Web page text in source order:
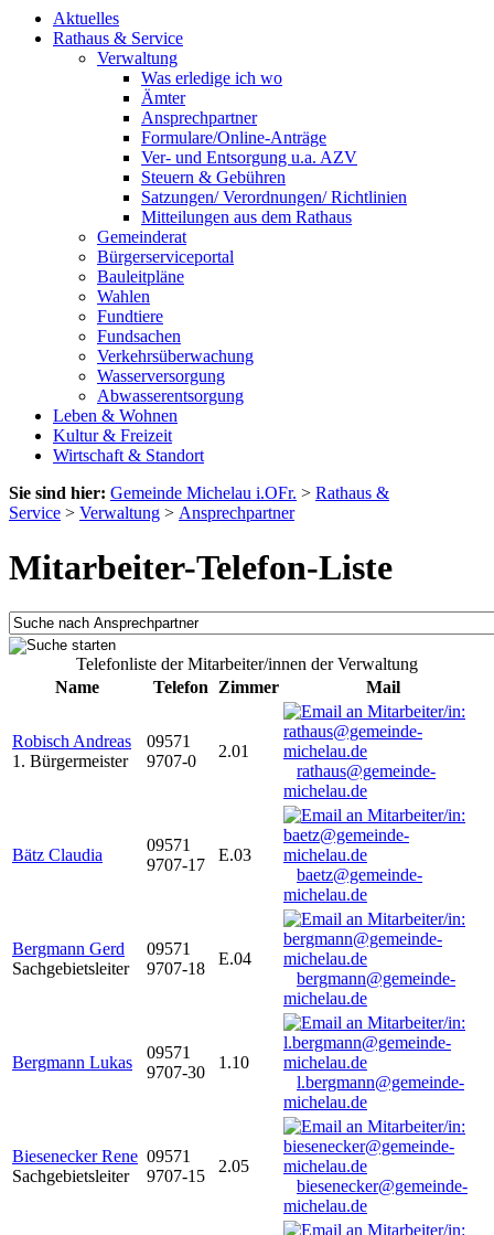
Aktuelles
Rathaus & Service
Verwaltung
Was erledige ich wo
Ämter
Ansprechpartner
Formulare/Online-Anträge
Ver- und Entsorgung u.a. AZV
Steuern & Gebühren
Satzungen/ Verordnungen/ Richtlinien
Mitteilungen aus dem Rathaus
Gemeinderat
Bürgerserviceportal
Bauleitpläne
Wahlen
Fundtiere
Fundsachen
Verkehrsüberwachung
Wasserversorgung
Abwasserentsorgung
Leben & Wohnen
Kultur & Freizeit
Wirtschaft & Standort
Sie sind hier: Gemeinde Michelau i.OFr. > Rathaus &
Service > Verwaltung > Ansprechpartner
Mitarbeiter-Telefon-Liste
Telefonliste der Mitarbeiter/innen der Verwaltung
Name
Telefon Zimmer Mail
Robisch Andreas
1. Bürgermeister
09571
9707-0
2.01
rathaus@gemeinde-
michelau.de
Bätz Claudia
09571
9707-17
E.03
baetz@gemeinde-
michelau.de
Bergmann Gerd
Sachgebietsleiter
09571
9707-18
E.04
bergmann@gemeinde-
michelau.de
Bergmann Lukas
09571
9707-30
1.10
l.bergmann@gemeinde-
michelau.de
Biesenecker Rene
Sachgebietsleiter
09571
9707-15
2.05
biesenecker@gemeinde-
michelau.de